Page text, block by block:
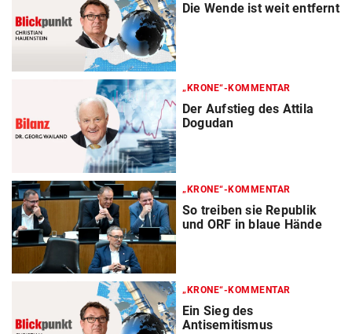
Die Wende ist weit entfernt
„KRONE“-KOMMENTAR
Der Aufstieg des Attila
Dogudan
„KRONE“-KOMMENTAR
So treiben sie Republik
und ORF in blaue Hände
„KRONE“-KOMMENTAR
Ein Sieg des
Antisemitismus